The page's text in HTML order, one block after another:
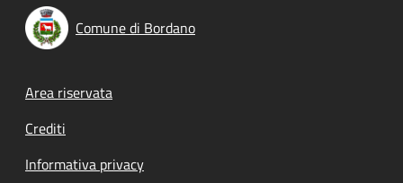
Comune di Bordano
Footer menu
Area riservata
Crediti
Informativa privacy